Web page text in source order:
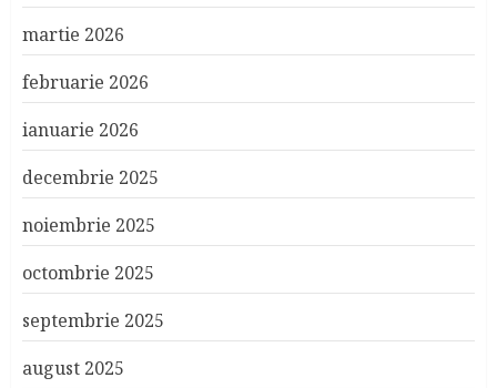
martie 2026
februarie 2026
ianuarie 2026
decembrie 2025
noiembrie 2025
octombrie 2025
septembrie 2025
august 2025